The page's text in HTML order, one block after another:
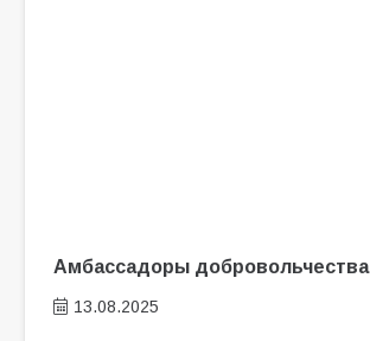
Амбассадоры добровольчества
13.08.2025